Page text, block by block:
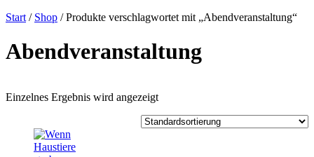
Start / Shop / Produkte verschlagwortet mit „Abendveranstaltung“
Abendveranstaltung
Einzelnes Ergebnis wird angezeigt